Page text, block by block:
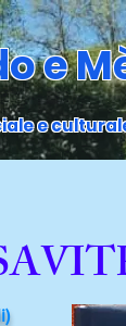
e
e